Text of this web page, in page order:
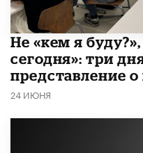
Не «кем я
сегодня»: три
представление
24 ИЮНЯ